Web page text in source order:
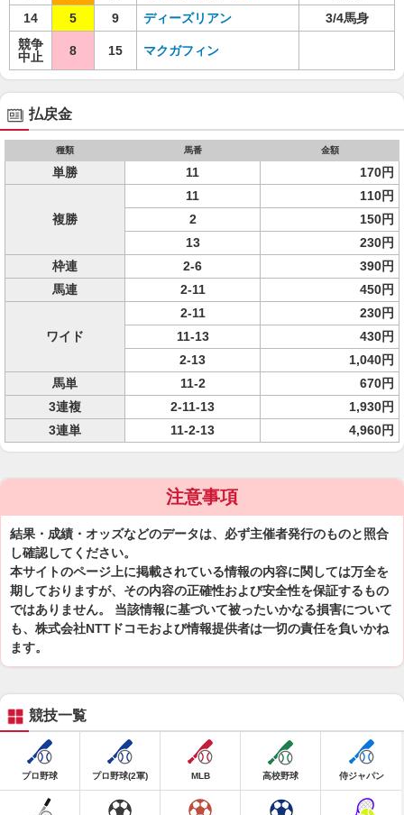
14
5 9 ディーズリアン
3/4馬身
競争
中止
8 15 マクガフィン
払戻金
種類 馬番 金額
単勝 11 170円
複勝
11
110円
2
150円
13
230円
枠連
2-6
390円
馬連
2-11 450円
ワイド
2-11
230円
11-13
430円
2-13
1,040円
馬単
11-2
670円
3連複
2-11-13
1,930円
3連単
11-2-13 4,960円
注意事項
結果・成績・オッズなどのデータは、必ず主催者発行のものと照合
し確認してください。
本サイトのページ上に掲載されている情報の内容に関しては万全を
期しておりますが、その内容の正確性および安全性を保証するもの
ではありません。 当該情報に基づいて被ったいかなる損害について
も、株式会社NTTドコモおよび情報提供者は一切の責任を負いかね
ます。
競技一覧
プロ野球 プロ野球(2軍) MLB 高校野球 侍ジャパン